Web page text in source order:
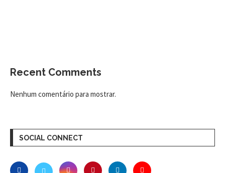
Recent Comments
Nenhum comentário para mostrar.
SOCIAL CONNECT